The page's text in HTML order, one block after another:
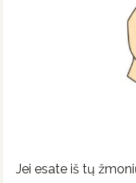
Jei esate iš tų